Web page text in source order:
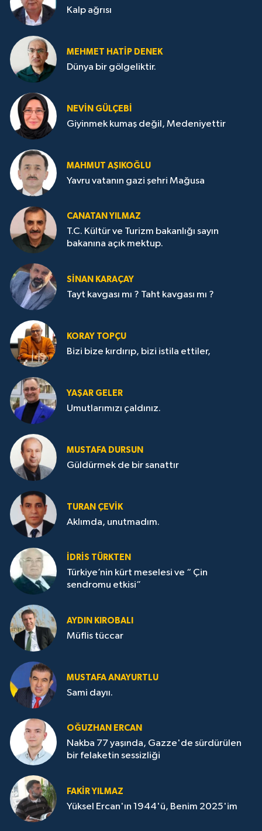
Kalp ağrısı
MEHMET HATİP DENEK
Dünya bir gölgeliktir.
NEVİN GÜLÇEBİ
Giyinmek kumaş değil, Medeniyettir
MAHMUT AŞIKOĞLU
Yavru vatanın gazi şehri Mağusa
CANATAN YILMAZ
T.C. Kültür ve Turizm bakanlığı sayın
bakanına açık mektup.
SİNAN KARAÇAY
Tayt kavgası mı ? Taht kavgası mı ?
KORAY TOPÇU
Bizi bize kırdırıp, bizi istila ettiler,
YAŞAR GELER
Umutlarımızı çaldınız.
MUSTAFA DURSUN
Güldürmek de bir sanattır
TURAN ÇEVİK
Aklımda, unutmadım.
İDRİS TÜRKTEN
Türkiye’nin kürt meselesi ve “ Çin
sendromu etkisi”
AYDIN KIROBALI
Müflis tüccar
MUSTAFA ANAYURTLU
Sami dayıı.
OĞUZHAN ERCAN
Nakba 77 yaşında, Gazze'de sürdürülen
bir felaketin sessizliği
FAKİR YILMAZ
Yüksel Ercan'ın 1944'ü, Benim 2025'im